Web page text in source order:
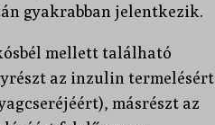
gyakrabban jelentkezik.
mellett található
az inzulin termelésért
másrészt az